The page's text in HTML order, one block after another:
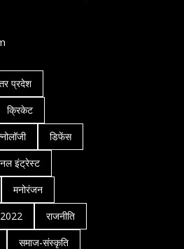
प्रदेश
क्रिकेट
डिफेंस
इंट्रेस्ट
मनोरंजन
राजनीति
समाज-संस्कृति